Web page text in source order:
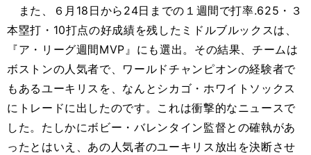
また、６月18日から24日までの１週間で打率.625・３
本塁打・10打点の好成績を残したミドルブルックスは、
『ア・リーグ週間MVP』にも選出。その結果、チームは
ボストンの人気者で、ワールドチャンピオンの経験者で
もあるユーキリスを、なんとシカゴ・ホワイトソックス
にトレードに出したのです。これは衝撃的なニュースで
した。たしかにボビー・バレンタイン監督との確執があ
ったとはいえ、あの人気者のユーキリス放出を決断させ